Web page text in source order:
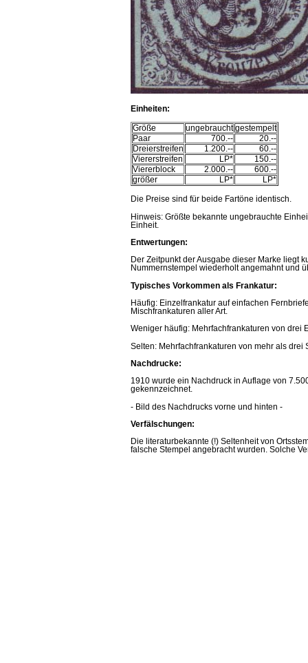
Einheiten:
Größe ungebraucht gestempelt
Paar
700.--
20.--
Dreierstreifen
1.200.--
60.--
Viererstreifen
LP*
150.--
Viererblock
2.000.--
600.--
größer
LP* LP*
Die Preise sind für beide Fartöne identisch.
Hinweis: Größte bekannte ungebrauchte
Einheit.
Entwertungen:
Der Zeitpunkt der Ausgabe dieser Marke liegt
Nummernstempel wiederholt angemahnt und
Typisches Vorkommen als Frankatur:
Häufig: Einzelfrankatur auf einfachen
Mischfrankaturen aller Art.
Weniger häufig: Mehrfachfrankaturen von drei
Selten: Mehrfachfrankaturen von mehr als drei
Nachdrucke:
1910 wurde ein Nachdruck in Auflage von
gekennzeichnet.
- Bild des Nachdrucks vorne und hinten -
Verfälschungen:
Die literaturbekannte (!) Seltenheit von
falsche Stempel angebracht wurden. Solche